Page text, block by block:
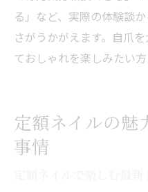
る」など、実際の体験談
さがうかがえます。自爪
ておしゃれを楽しみたい
定額ネイルの魅
事情